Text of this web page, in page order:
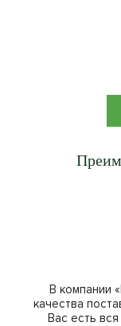
В компании
качества
Вас есть